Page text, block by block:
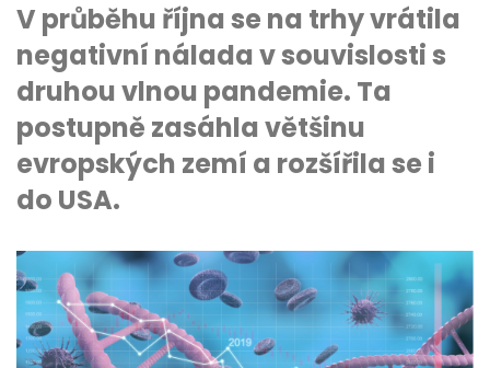
V průběhu října se na trhy vrátila
negativní nálada v souvislosti s
druhou vlnou pandemie. Ta
postupně zasáhla většinu
evropských zemí a rozšířila se i
do USA.